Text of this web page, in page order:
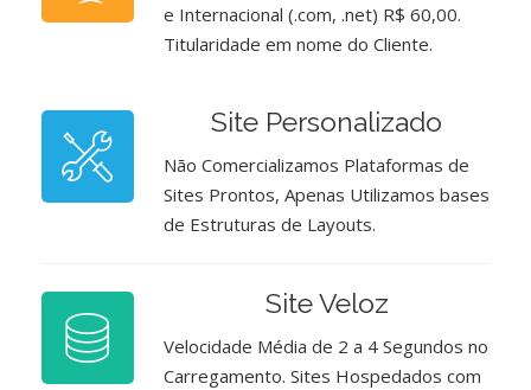
e Internacional (.com, .net) R$ 60,00.
Titularidade em nome do Cliente.
Site Personalizado
Não Comercializamos Plataformas de
Sites Prontos, Apenas Utilizamos bases
de Estruturas de Layouts.
Site Veloz
Velocidade Média de 2 a 4 Segundos no
Carregamento. Sites Hospedados com